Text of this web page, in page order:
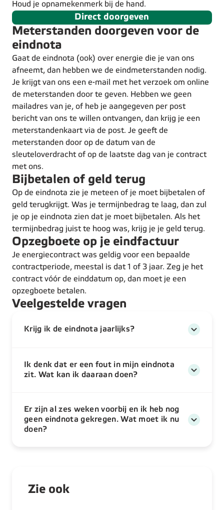
Houd je opnamekenmerk bij de hand.
Direct doorgeven
Meterstanden doorgeven voor de
eindnota
Gaat de eindnota (ook) over energie die je van ons
afneemt, dan hebben we de eindmeterstanden nodig.
Je krijgt van ons een e-mail met het verzoek om online
de meterstanden door te geven. Hebben we geen
mailadres van je, of heb je aangegeven per post
bericht van ons te willen ontvangen, dan krijg je een
meterstandenkaart via de post. Je geeft de
meterstanden door op de datum van de
sleuteloverdracht of op de laatste dag van je contract
met ons.
Bijbetalen of geld terug
Op de eindnota zie je meteen of je moet bijbetalen of
geld terugkrijgt. Was je termijnbedrag te laag, dan zul
je op je eindnota zien dat je moet bijbetalen. Als het
termijnbedrag juist te hoog was, krijg je je geld terug.
Opzegboete op je eindfactuur
Je energiecontract was geldig voor een bepaalde
contractperiode, meestal is dat 1 of 3 jaar. Zeg je het
contract vóór de einddatum op, dan moet je een
opzegboete betalen.
Veelgestelde vragen
Krijg ik de eindnota jaarlijks?
Ik denk dat er een fout in mijn eindnota
zit. Wat kan ik daaraan doen?
Er zijn al zes weken voorbij en ik heb nog
geen eindnota gekregen. Wat moet ik nu
doen?
Zie ook